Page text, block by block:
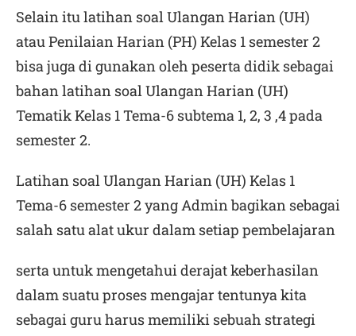
Selain itu latihan soalUlangan Harian (UH)
atau Penilaian Harian (PH) Kelas 1 semester 2
bisa juga di gunakan oleh peserta didik sebagai
bahan latihan soal Ulangan Harian (UH)
Tematik Kelas 1 Tema-6 subtema 1, 2, 3 ,4 pada
semester 2.
Latihan soal Ulangan Harian (UH) Kelas 1
Tema-6 semester 2yang Admin bagikan sebagai
salah satu alat ukur dalam setiap pembelajaran
serta untuk mengetahui derajat keberhasilan
dalam suatu proses mengajar tentunya kita
sebagai guru harus memiliki sebuah strategi